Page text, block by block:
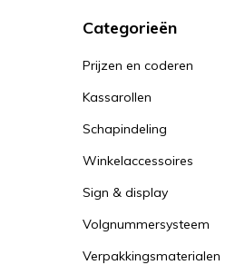
Categorieën
Prijzen en coderen
Kassarollen
Schapindeling
Winkelaccessoires
Sign & display
Volgnummersysteem
Verpakkingsmaterialen